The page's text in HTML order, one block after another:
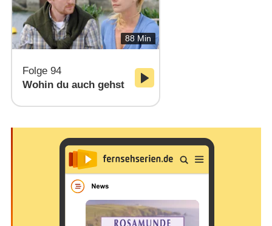
88 Min
Folge 94
Wohin du auch gehst